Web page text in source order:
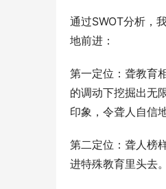
通过SWOT分析，
地前进：
第一定位：聋教育
的调动下挖掘出无
印象，令聋人自信
第二定位：聋人榜
进特殊教育里头去。